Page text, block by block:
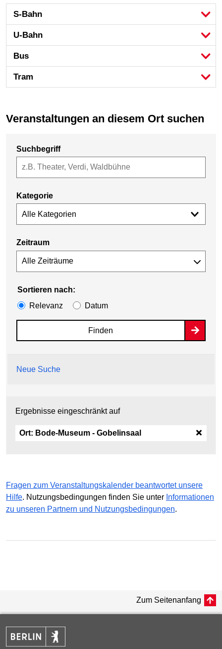
S-Bahn
U-Bahn
Bus
Tram
Veranstaltungen an diesem Ort suchen
Suchbegriff
Kategorie
Alle Kategorien
Zeitraum
Sortieren nach:
Relevanz
Datum
Finden
Neue Suche
Ergebnisse eingeschränkt auf
Ort: Bode-Museum - Gobelinsaal
Fragen zum Veranstaltungskalender beantwortet unsere
Hilfe. Nutzungsbedingungen finden Sie unter Informationen
zu unseren Partnern und Nutzungsbedingungen.
Zum Seitenanfang